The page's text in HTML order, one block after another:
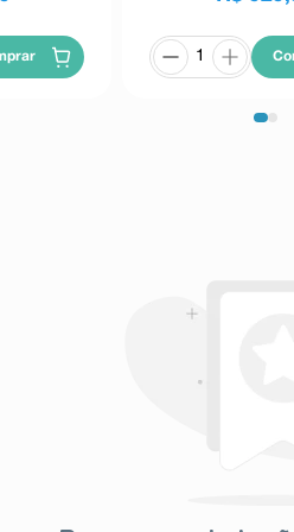
alterações visuais e zumbido)
da dosagem ou suspensão